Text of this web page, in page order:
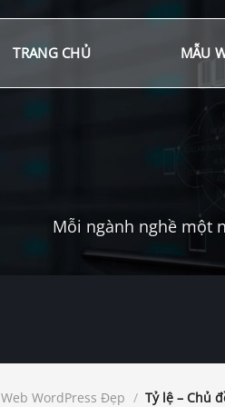
TRANG CHỦ MẪU
Mỗi ngành nghề một
Web WordPress Đẹp / Tỷ lệ – Chủ